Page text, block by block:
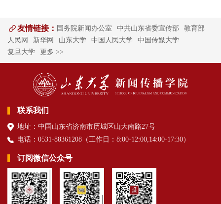
友情链接： 国务院新闻办公室 中共山东省委宣传部
教育部
人民网
新华网 山东大学 中国人民大学
中国传媒大学
复旦大学
更多 >>
联系我们
地址：中国山东省济南市历城区山大南路27号
电话：0531-88361208（工作日 ：8:00-12:00,14:00-17:30）
订阅微信公众号